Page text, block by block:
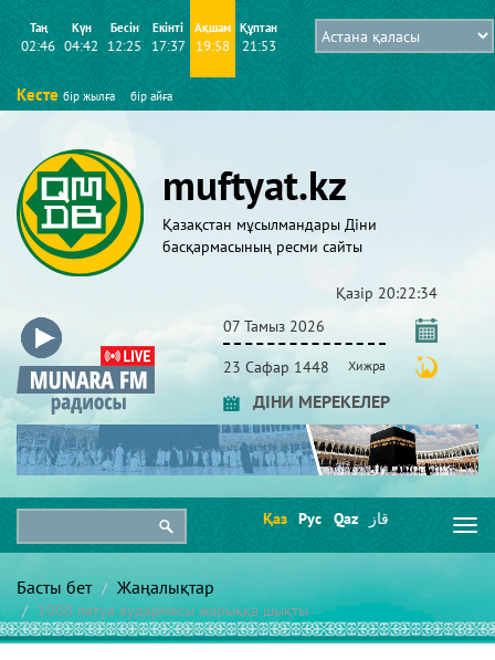
Таң
02:46
Күн
04:42
Бесін
12:25
Екінті
17:37
Ақшам
19:58
Құптан
21:53
Кесте бір жылға бір айға
muftyat.kz
Қазақстан мұсылмандары Діни
басқармасының ресми сайты
Қазір 20:22:34
07 Тамыз 2026
23 Сафар 1448 Хижра
ДІНИ МЕРЕКЕЛЕР
Қаз Рус Qaz قاز
Басты бет Жаңалықтар
1000 пәтуа аудармасы жарыққа шықты